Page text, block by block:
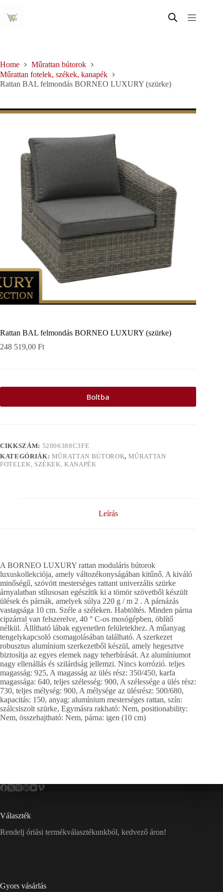
content
Home
Műrattan bútorok
Műrattan fotelek, székek, kanapék
Rattan BAL felmondás BORNEO LUXURY (szürke)
Rattan BAL felmondás BORNEO LUXURY (szürke)
248 519,00 Ft
Boltba
CIKKSZÁM: 52006388C3FE
KATEGÓRIÁK: MŰRATTAN BÚTOROK, MŰRATTAN
FOTELEK, SZÉKEK, KANAPÉK
Leírás
A BORNEO LUXURY rattan moduláris bútorok
luxuskollekciója, amely változékonyságában kitűnő. A kiváló
minőségű, szövött mesterséges rattant univerzális szürke
árnyalatban stílusosan egészítik ki a tömör szövetből készült
ülések és párnák, amelyek súlya 220 g / m 2 . A párnázás
vastagsága 10 cm. Széle a széleken. Habtöltés. Minden párna
cipzárral van felszerelve, 40 ° C-os mosógépben, öblítő
nélkül. Állítható lábak egyenetlen felületekhez. A műanyag
tengelykapcsoló csomagolásában található. A szerkezet
robusztus alumínium szerkezetből készül, amely hegesztve
biztosítja az egyes elemek nagy teherbírását. Az alumíniumot
nagy ellenállás és szilárdság jellemzi. Nincs korrózió. teljes
magasság: 925, A magasság az ülés rész: 350/450, karfa
magassága: 640, teljes szélesség: 900, A szélessége a ülés rész:
730, teljes mélység: 900, A mélysége az ülésrész: 500/680,
kapacitás: 150, anyag: alumínium mesterséges rattan, szín:
szálcsiszolt szürke, Egymásra rakható: Nem, positionability:
Nem, összehajtható: Nem, párna: igen (10 cm)
Választék
Rendelj óriási termékválasztékunkból, kedvező áron!
Gyors vásárlás